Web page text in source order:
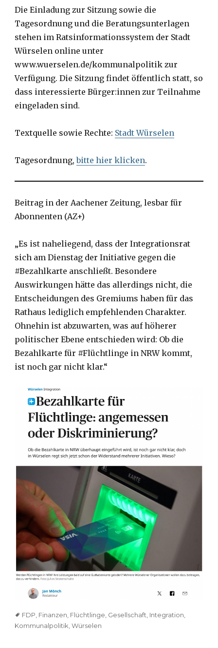
Die Einladung zur Sitzung sowie die
Tagesordnung und die Beratungsunterlagen
stehen im Ratsinformationssystem der Stadt
Würselen online unter
www.wuerselen.de/kommunalpolitik zur
Verfügung. Die Sitzung findet öffentlich statt, so
dass interessierte Bürger:innen zur Teilnahme
eingeladen sind.
Textquelle sowie Rechte: Stadt Würselen
Tagesordnung,bitte hier klicken.
Beitrag in der Aachener Zeitung, lesbar für
Abonnenten (AZ+)
„Es ist naheliegend, dass der Integrationsrat
sich am Dienstag der Initiative gegen die
#Bezahlkarte anschließt. Besondere
Auswirkungen hätte das allerdings nicht, die
Entscheidungen des Gremiums haben für das
Rathaus lediglich empfehlenden Charakter.
Ohnehin ist abzuwarten, was auf höherer
politischer Ebene entschieden wird: Ob die
Bezahlkarte für #Flüchtlinge in NRW kommt,
ist noch gar nicht klar.“
TagsFDP Finanzen Flüchtlinge Gesellschaft Integration
Kommunalpolitik Würselen